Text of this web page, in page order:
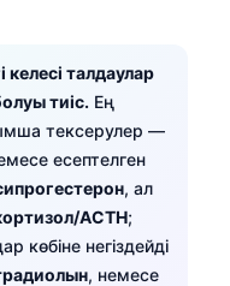
талдаулар
тиіс. Ең
тексерулер —
есептелген
, ал
ACTH;
көбіне негіздейді
, немесе